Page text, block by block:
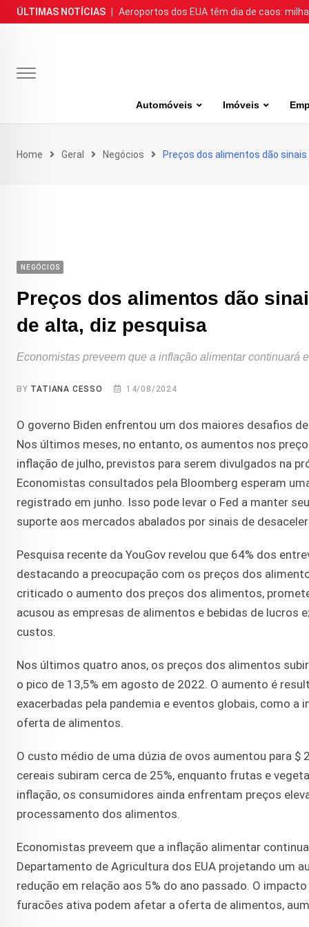
Skip
to
ÚLTIMAS NOTÍCIAS Aeroportos dos EUA têm dia de caos:
Automóveis Imóveis
Home Geral Negócios Preços dos alimentos dão
NEGÓCIOS
Preços dos alimentos dão
de alta, diz pesquisa
Economistas preveem que a inflação alimentar continuará
BY TATIANA CESSO 14/08/2024
O governo Biden enfrentou um dos maiores desafios
Nos últimos meses, no entanto, os aumentos nos
inflação de julho, previstos para serem divulgados na
Economistas consultados pela Bloomberg esperam
registrado em junho. Isso pode levar o Fed a manter
suporte aos mercados abalados por sinais de
Pesquisa recente da YouGov revelou que 64% dos
destacando a preocupação com os preços dos
criticado o aumento dos preços dos alimentos,
acusou as empresas de alimentos e bebidas de lucros
custos.
Nos últimos quatro anos, os preços dos alimentos
o pico de 13,5% em agosto de 2022. O aumento é
exacerbadas pela pandemia e eventos globais, como
oferta de alimentos.
O custo médio de uma dúzia de ovos aumentou para
cereais subiram cerca de 25%, enquanto frutas e
inflação, os consumidores ainda enfrentam preços
processamento dos alimentos.
Economistas preveem que a inflação alimentar
Departamento de Agricultura dos EUA projetando um
redução em relação aos 5% do ano passado. O
furacões ativa podem afetar a oferta de alimentos,